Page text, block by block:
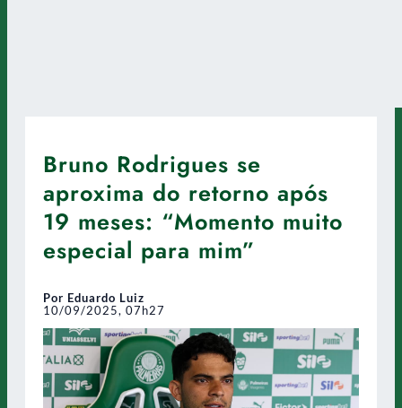
Bruno Rodrigues se
aproxima do retorno após
19 meses: “Momento muito
especial para mim”
Por Eduardo Luiz
10/09/2025, 07h27